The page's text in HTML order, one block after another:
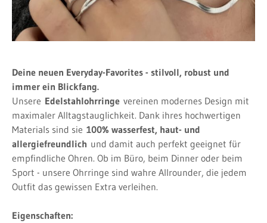
Deine neuen Everyday-Favorites - stilvoll, robust und
immer ein Blickfang.
Unsere Edelstahlohrringe vereinen modernes Design mit
maximaler Alltagstauglichkeit. Dank ihres hochwertigen
Materials sind sie 100% wasserfest, haut- und
allergiefreundlich und damit auch perfekt geeignet für
empfindliche Ohren. Ob im Büro, beim Dinner oder beim
Sport - unsere Ohrringe sind wahre Allrounder, die jedem
Outfit das gewissen Extra verleihen.
Eigenschaften: